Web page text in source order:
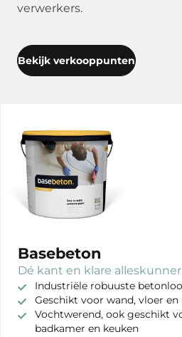
verwerkers.
Bekijk verkooppunten
Basebeton
Dé kant en klare alleskunner
Industriële robuuste
Geschikt voor wand, vloer en
Vochtwerend, ook geschikt
badkamer en keuken